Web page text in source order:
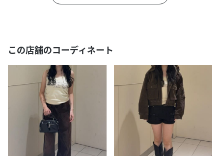
この店舗のコーディネート